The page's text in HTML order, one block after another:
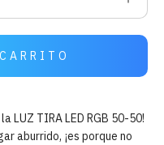
LUZ TIRA LED RGB 50-50!
aburrido, ¡es porque no